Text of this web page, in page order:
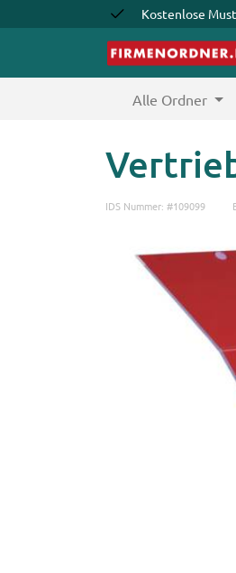
Kostenlose
Alle Ordner
IDS Nummer: #109099